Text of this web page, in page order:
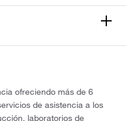
ofreciendo más de 6
de asistencia a los
laboratorios de